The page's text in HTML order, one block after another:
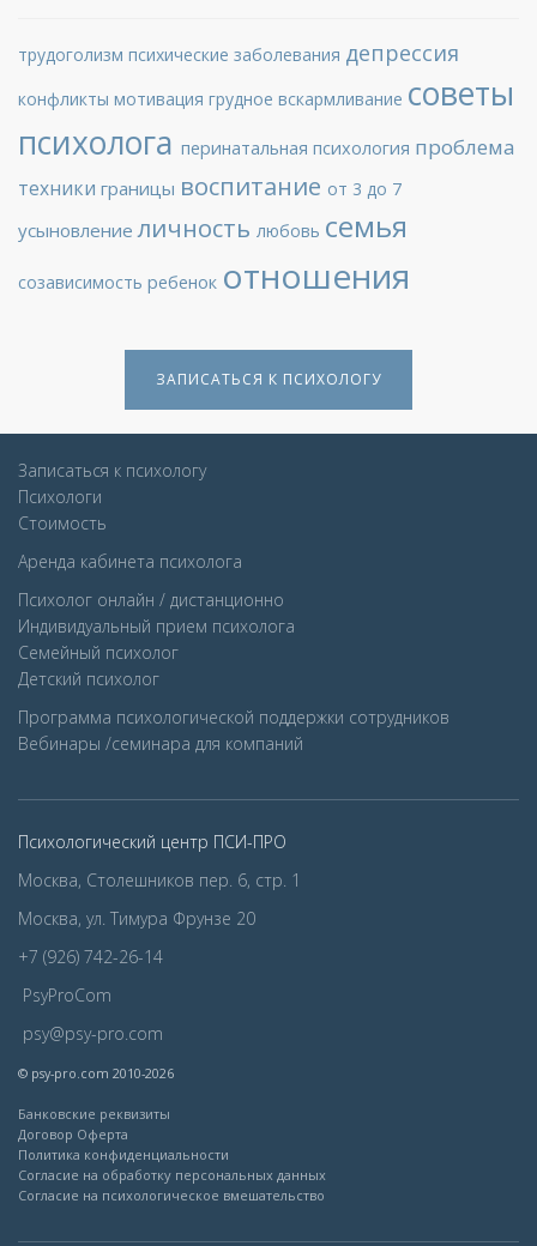
трудоголизм психические заболевания депрессия
конфликты мотивация грудное вскармливание советы
психолога перинатальная психология проблема
техники границы воспитание от 3 до 7
усыновлениеличность любовь семья
созависимость ребенок отношения
ЗАПИСАТЬСЯ К ПСИХОЛОГУ
Записаться к психологу
Психологи
Стоимость
Аренда кабинета психолога
Психолог онлайн / дистанционно
Индивидуальный прием психолога
Семейный психолог
Детcкий психолог
Программа психологической поддержки сотрудников
Вебинары /семинара для компаний
Психологический центр ПСИ-ПРО
Москва, Столешников пер. 6, стр. 1
Москва, ул. Тимура Фрунзе 20
+7 (926) 742-26-14
PsyProCom
psy@psy-pro.com
© psy-pro.com 2010-2026
Банковские реквизиты
Договор Оферта
Политика конфиденциальности
Согласие на обработку персональных данных
Согласие на психологическое вмешательство